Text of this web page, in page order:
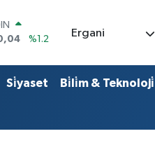
%0.17
%0.27
Ergani
Si̇yaset Bi̇li̇m & Teknoloji̇